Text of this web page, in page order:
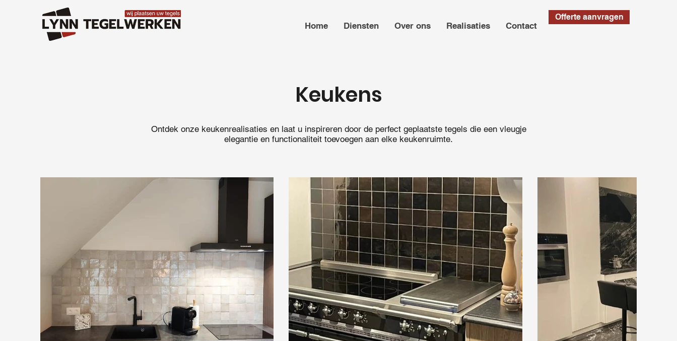
Home Diensten Over ons Realisaties Contact
Offerte aanvragen
Keukens
Ontdek onze keukenrealisaties en laat u inspireren door de perfect geplaatste tegels die een vleugje
elegantie en functionaliteit toevoegen aan elke keukenruimte.